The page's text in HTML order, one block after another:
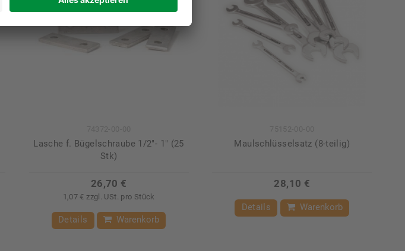
Lasche f. Bügelschraube 1/2"- 1" (25
Stk)
26,70 €
1,07 € zzgl. USt. pro Stück
Details Warenkorb
Maulschlüsselsatz (8-teilig)
28,10 €
Details Warenkorb